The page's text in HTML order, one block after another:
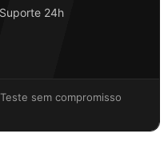
24h
sem compromisso